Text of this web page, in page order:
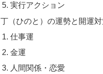
実行アクション
丁（ひのと）の運勢と開運
仕事運
金運
人間関係・恋愛